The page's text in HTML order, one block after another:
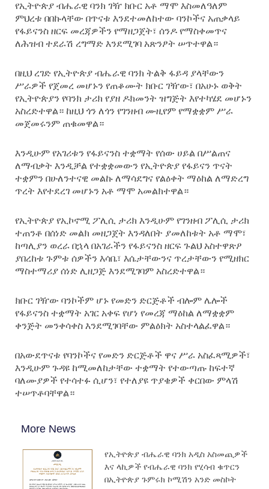
የኢትዮጵያ ብሔራዊ ባንክ ገዥ ክቡር አቶ ማሞ እስመለዓለም
ምህረቱ በበኩላቸው በጥናቱ እንደተመለከተው ባንኮችና አጠቃላይ
የፋይናንስ ዘርፍ መረጃዎችን የማዘጋጀት፣ ሰንዶ የማስቀመጥና
ለሕዝብ ተደራሽ ረግማድ እንደሚገባ አጽንፆት ሠጥተዋል።
በዚህ ረገድ የኢትዮጵያ ብሔራዊ ባንክ ትልቅ ፋይዳ ያላቸውን
ሥራዎች የጀመረ መሆኑን የጠቆሙት ክቡር ገዥው፣ በአሁኑ ወቅት
የኢትዮጵያን የባንክ ታሪክ የያዘ ዶክመንት ዝግጅት እየተካሄደ መሆኑን
አስረድተዋል። ከዚህ ጎን ለጎን የገንዘብ ሙዚየም የማቋቋም ሥራ
መጀመሩንም ጠቁመዋል።
እንዲሁም የአገሪቱን የፋይናንስ ተቋማት የሰው ሀይል በሥልጠና
ለማብቃት እንዲቻል የተቋቋመውን የኢትዮጵያ የፋይናን ጥናት
ተቋምን በሁለንተናዊ መልኩ ለማሳደግና የልዕቀት ማዕከል ለማድረግ
ጥረት እየተደረገ መሆኑን አቶ ማሞ አመልክተዋል።
የኢትዮጵያ የኢኮኖሚ ፖሊሲ ታሪክ እንዲሁም የገንዘብ ፖሊሲ ታሪክ
ተጠንቶ በሰነድ መልክ መዘጋጀት እንዳለበት ያመለከቱት አቶ ማሞ፣
ከጣሊያን ወረራ በኋላ በአገራችን የፋይናንስ ዘርፍ ጉልህ አስተዋጽዖ
ያበረከቱ ጉምቱ ሰዎችን እሳቤ፣ እሴታቸውንና ጥረታቸውን የሚዘክር
ማስተማሪያ ሰነድ ሊዘጋጅ እንደሚገባም አስረድተዋል።
ክቡር ገዥው ባንኮችም ሆኑ የመድን ድርጅቶች ብሎም ሌሎች
የፋይናንስ ተቋማት አገር አቀፍ የሆነ የመረጃ ማዕከል ለማቋቋም
ቀንጅት መንቀሳቀስ እንደሚገባቸው ምልዕክት አስተላልፈዋል።
በአውደጥናቱ የባንኮችና የመድን ድርጅቶች ዋና ሥራ አስፈጻሚዎች፣
እንዲሁም ጉዳዩ ከሚመለከታቸው ተቋማት የተውጣጡ ከፍተኛ
ባለሙያዎች የተሳተፉ ሲሆን፣ የተለያዩ ጥያቄዎች ቀርበው ምላሽ
ተሠጥቶባቸዋል።
More News
የኢትዮጵያ ብሔራዊ ባንክ አዲስ አስመጪዎች
እና ላኪዎች የብሔራዊ ባንክ የሂሳብ ቁጥርን
በኢትዮጵያ ጉምሩክ ኮሚሽን አንድ መስኮት